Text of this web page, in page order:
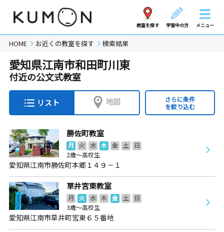
教室を探す 学習中の方 メニュー
HOME お近くの教室を探す 検索結果
愛知県江南市和田町川東
付近の公文式教室
リスト 地図
さらに条件
を絞り込む
勝佐町教室
月 火 水 木 金 土
日
2歳～高校生
愛知県江南市勝佐町本郷１４９－１
草井宮東教室
月 火 水 木 金 土
日
3歳～高校生
愛知県江南市草井町宮東６５番地